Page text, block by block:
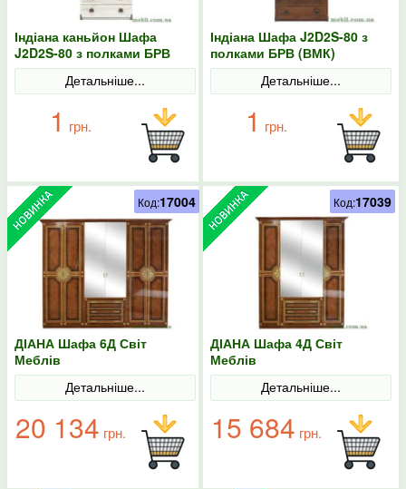
Індіана каньйон Шафа
J2D2S-80 з полками БРВ
(ВМК)
Детальніше...
1 грн.
Індіана Шафа J2D2S-80 з
полками БРВ (ВМК)
Детальніше...
1 грн.
ДІАНА Шафа 6Д Світ
Меблів
Детальніше...
20 134 грн.
Код:17004
ДІАНА Шафа 4Д Світ
Меблів
Детальніше...
15 684 грн.
Код:17039